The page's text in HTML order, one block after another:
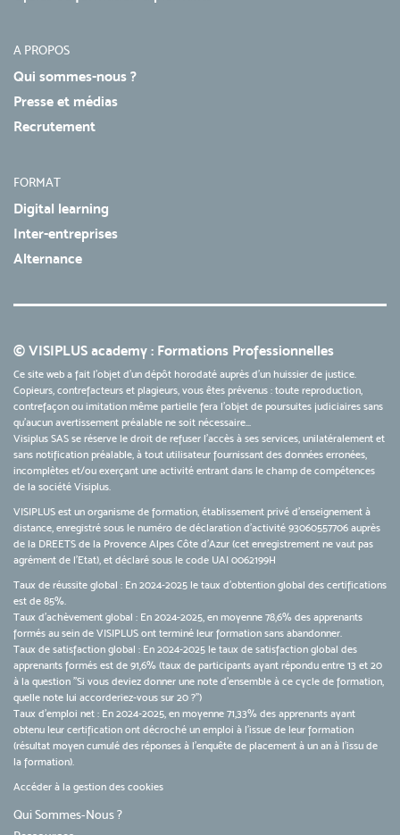
A PROPOS
Qui sommes-nous ?
Presse et médias
Recrutement
FORMAT
Digital learning
Inter-entreprises
Alternance
© VISIPLUS academy : Formations Professionnelles
Ce site web a fait l'objet d'un dépôt horodaté auprès d'un huissier de justice.
Copieurs, contrefacteurs et plagieurs, vous êtes prévenus : toute reproduction,
contrefaçon ou imitation même partielle fera l'objet de poursuites judiciaires sans
qu’aucun avertissement préalable ne soit nécessaire...
Visiplus SAS se réserve le droit de refuser l'accès à ses services, unilatéralement et
sans notification préalable, à tout utilisateur fournissant des données erronées,
incomplètes et/ou exerçant une activité entrant dans le champ de compétences
de la société Visiplus.
VISIPLUS est un organisme de formation, établissement privé d’enseignement à
distance, enregistré sous le numéro de déclaration d’activité 93060557706 auprès
de la DREETS de la Provence Alpes Côte d’Azur (cet enregistrement ne vaut pas
agrément de l’Etat), et déclaré sous le code UAI 0062199H
Taux de réussite global : En 2024-2025 le taux d'obtention global des certifications
est de 85%.
Taux d’achèvement global : En 2024-2025, en moyenne 78,6% des apprenants
formés au sein de VISIPLUS ont terminé leur formation sans abandonner.
Taux de satisfaction global : En 2024-2025 le taux de satisfaction global des
apprenants formés est de 91,6% (taux de participants ayant répondu entre 13 et 20
à la question "Si vous deviez donner une note d’ensemble à ce cycle de formation,
quelle note lui accorderiez-vous sur 20 ?")
Taux d’emploi net : En 2024-2025, en moyenne 71,33% des apprenants ayant
obtenu leur certification ont décroché un emploi à l'issue de leur formation
(résultat moyen cumulé des réponses à l'enquête de placement à un an à l'issu de
la formation).
Accéder à la gestion des cookies
Qui Sommes-Nous ?